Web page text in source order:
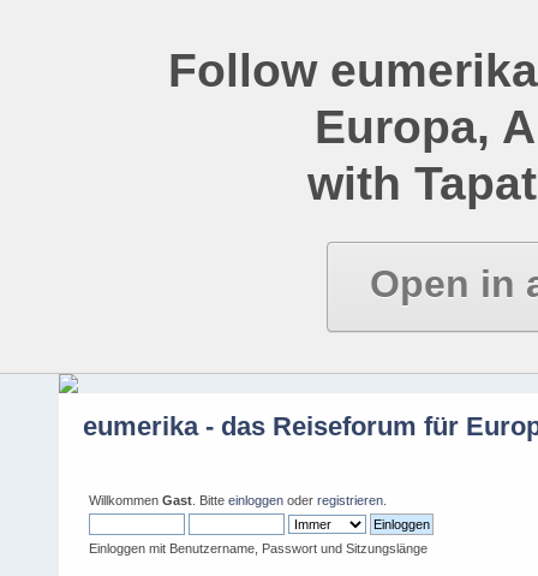
Follow
Europa,
with
Open in
eumerika - das Reiseforum für
Willkommen Gast . Bitte einloggen oder registrieren
Einloggen mit Benutzername, Passwort und Sitzungslänge